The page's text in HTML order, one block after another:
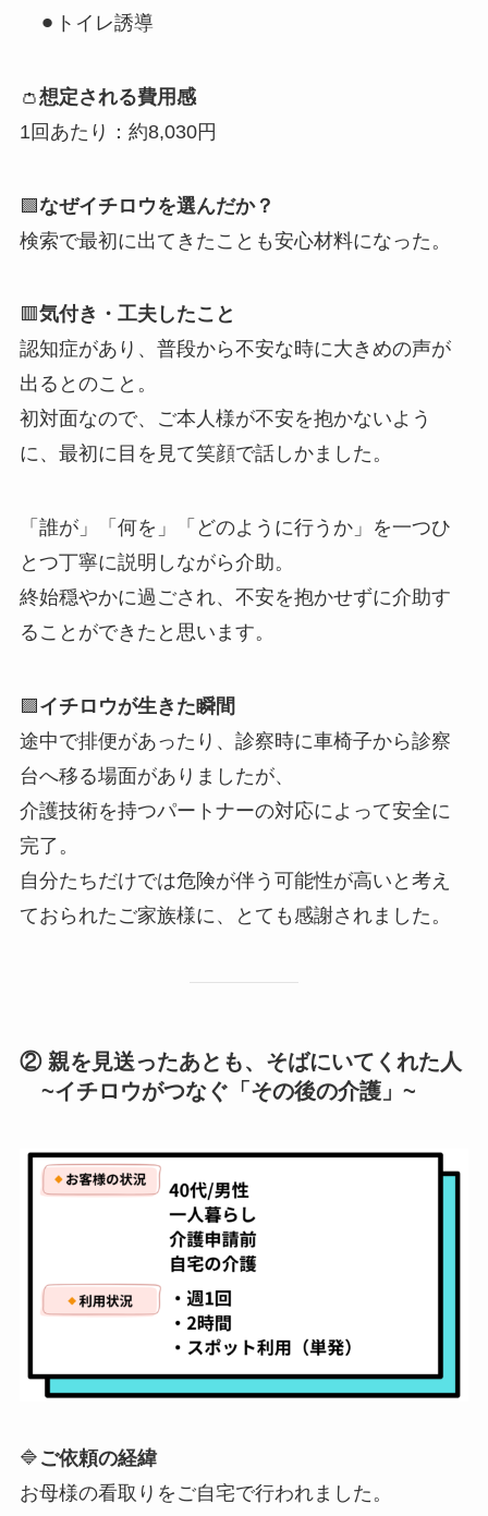
⚫︎トイレ誘導
👛想定される費用感
1回あたり：約8,030円
🟩なぜイチロウを選んだか？
検索で最初に出てきたことも安心材料になった。
🟥気付き・工夫したこと
認知症があり、普段から不安な時に大きめの声が
出るとのこと。
初対面なので、ご本人様が不安を抱かないよう
に、最初に目を見て笑顔で話しかました。
「誰が」「何を」「どのように行うか」を一つひ
とつ丁寧に説明しながら介助。
終始穏やかに過ごされ、不安を抱かせずに介助す
ることができたと思います。
🟪 イチロウが生きた瞬間
途中で排便があったり、診察時に車椅子から診察
台へ移る場面がありましたが、
介護技術を持つパートナーの対応によって安全に
完了。
自分たちだけでは危険が伴う可能性が高いと考え
ておられたご家族様に、とても感謝されました。
② 親を見送ったあとも、そばにいてくれた人
~イチロウがつなぐ「その後の介護」~
🔷 ご依頼の経緯
お母様の看取りをご自宅で行われました。